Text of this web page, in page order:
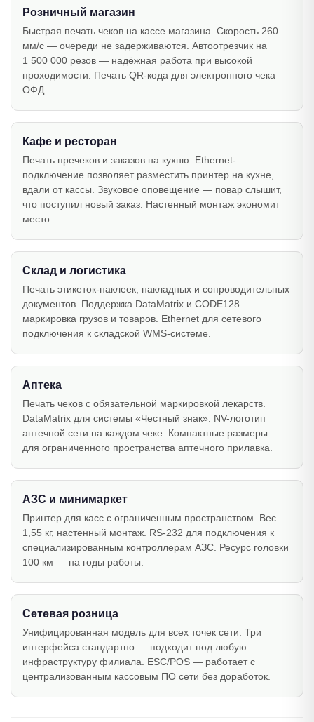
Розничный магазин
Быстрая печать чеков на кассе магазина. Скорость 260
мм/с — очереди не задерживаются. Автоотрезчик на
1 500 000 резов — надёжная работа при высокой
проходимости. Печать QR-кода для электронного чека
ОФД.
Кафе и ресторан
Печать пречеков и заказов на кухню. Ethernet-
подключение позволяет разместить принтер на кухне,
вдали от кассы. Звуковое оповещение — повар слышит,
что поступил новый заказ. Настенный монтаж экономит
место.
Склад и логистика
Печать этикеток-наклеек, накладных и сопроводительных
документов. Поддержка DataMatrix и CODE128 —
маркировка грузов и товаров. Ethernet для сетевого
подключения к складской WMS-системе.
Аптека
Печать чеков с обязательной маркировкой лекарств.
DataMatrix для системы «Честный знак». NV-логотип
аптечной сети на каждом чеке. Компактные размеры —
для ограниченного пространства аптечного прилавка.
АЗС и минимаркет
Принтер для касс с ограниченным пространством. Вес
1,55 кг, настенный монтаж. RS-232 для подключения к
специализированным контроллерам АЗС. Ресурс головки
100 км — на годы работы.
Сетевая розница
Унифицированная модель для всех точек сети. Три
интерфейса стандартно — подходит под любую
инфраструктуру филиала. ESC/POS — работает с
централизованным кассовым ПО сети без доработок.